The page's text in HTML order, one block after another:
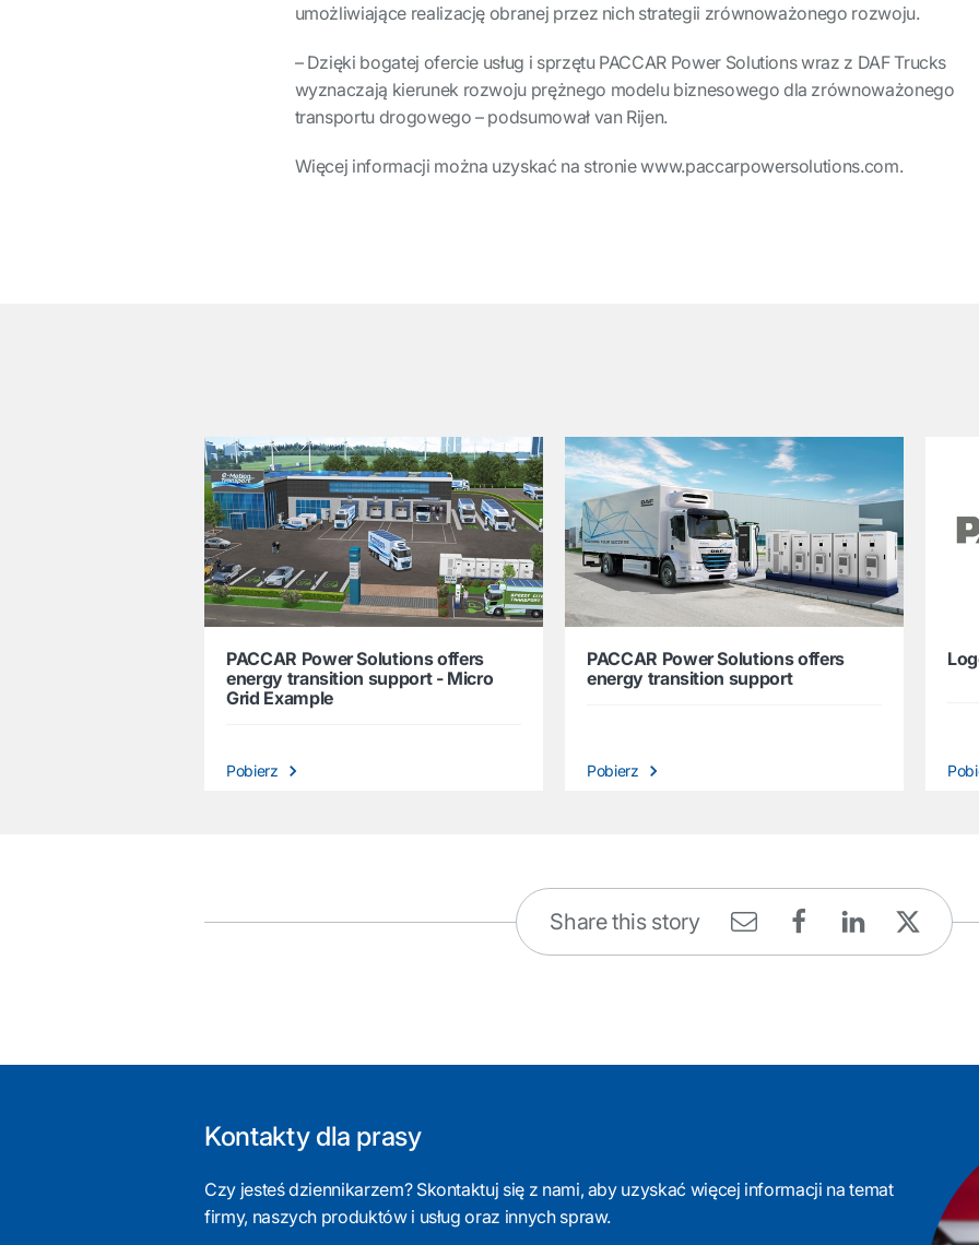
umożliwiające realizację obranej przez nich strategii zrównoważonego rozwoju.
– Dzięki bogatej ofercie usług i sprzętu PACCAR Power Solutions wraz z DAF Trucks
wyznaczają kierunek rozwoju prężnego modelu biznesowego dla zrównoważonego
transportu drogowego – podsumował van Rijen.
Więcej informacji można uzyskać na stronie www.paccarpowersolutions.com.
PACCAR Power Solutions offers
energy transition support - Micro
Grid Example
Pobierz
PACCAR Power Solutions offers
energy transition support
Pobierz
Share this story
Kontakty dla prasy
Czy jesteś dziennikarzem? Skontaktuj się z nami, aby uzyskać więcej informacji na temat
firmy, naszych produktów i usług oraz innych spraw.